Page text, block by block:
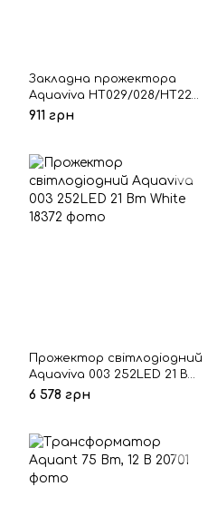
Закладна прожектора
Aquaviva HT029/028/HT227
під лайнер ACS029
911 грн
Прожектор світлодіодний
Aquaviva 003 252LED 21 Вт
White
6 578 грн